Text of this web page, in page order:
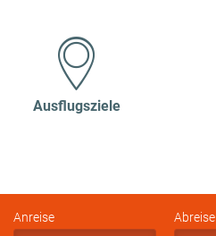
Ausflugsziele
Anreise Abreise